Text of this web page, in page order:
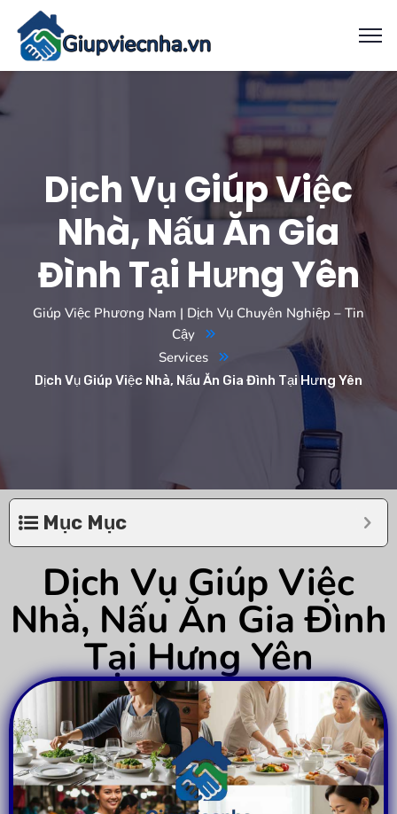
Dịch Vụ Giúp Việc
Nhà, Nấu Ăn Gia
Đình Tại Hưng Yên
Giúp Việc Phương Nam | Dịch Vụ Chuyên Nghiệp – Tin
Cậy
Services
Dịch Vụ Giúp Việc Nhà, Nấu Ăn Gia Đình Tại Hưng Yên
Mục Mục
Dịch Vụ Giúp Việc
Nhà, Nấu Ăn Gia Đình
Tại Hưng Yên